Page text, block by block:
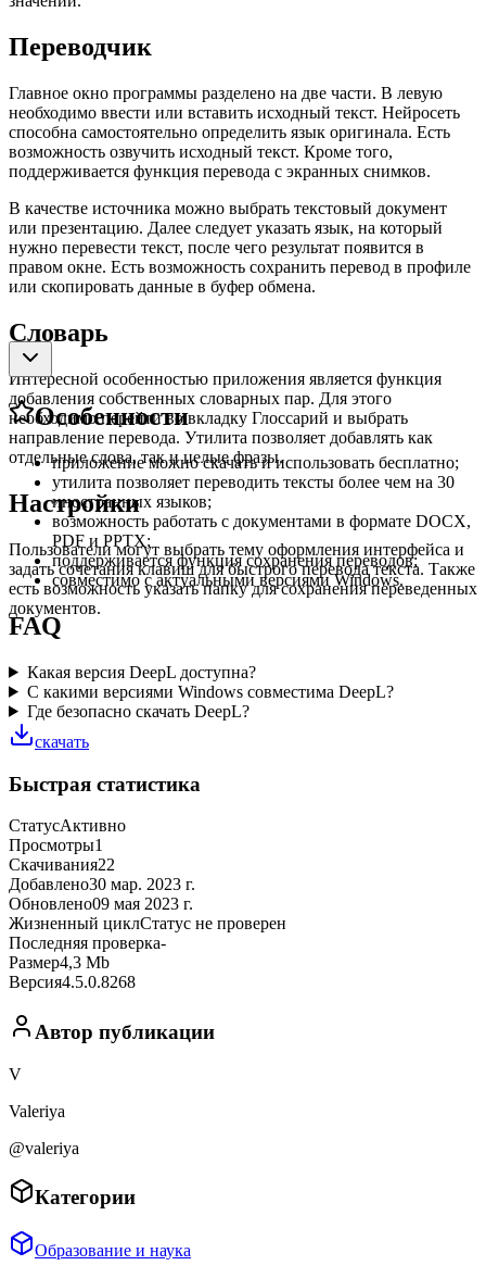
Переводчик
Главное окно программы разделено на две части. В левую
необходимо ввести или вставить исходный текст. Нейросеть
способна самостоятельно определить язык оригинала. Есть
возможность озвучить исходный текст. Кроме того,
поддерживается функция перевода с экранных снимков.
В качестве источника можно выбрать текстовый документ
или презентацию. Далее следует указать язык, на который
нужно перевести текст, после чего результат появится в
правом окне. Есть возможность сохранить перевод в профиле
или скопировать данные в буфер обмена.
Словарь
Интересной особенностью приложения является функция
добавления собственных словарных пар. Для этого
необходимо перейти во вкладку Глоссарий и выбрать
направление перевода. Утилита позволяет добавлять как
отдельные слова, так и целые фразы.
Настройки
Пользователи могут выбрать тему оформления интерфейса и
задать сочетания клавиш для быстрого перевода текста. Также
есть возможность указать папку для сохранения переведенных
документов.
Особенности
приложение можно скачать и использовать бесплатно;
утилита позволяет переводить тексты более чем на 30
иностранных языков;
возможность работать с документами в формате DOCX,
PDF и PPTX;
поддерживается функция сохранения переводов;
совместимо с актуальными версиями Windows.
FAQ
Какая версия DeepL доступна?
С какими версиями Windows совместима DeepL?
Где безопасно скачать DeepL?
скачать
Быстрая статистика
СтатусАктивно
Просмотры1
Скачивания22
Добавлено30 мар. 2023 г.
Обновлено09 мая 2023 г.
Жизненный циклСтатус не проверен
Последняя проверка-
Размер4,3 Mb
Версия4.5.0.8268
Автор публикации
V
Valeriya
@valeriya
Категории
Образование и наука